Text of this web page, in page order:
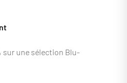
sur une sélection Blu-